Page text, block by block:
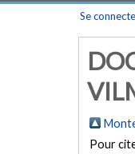
Se
Pour